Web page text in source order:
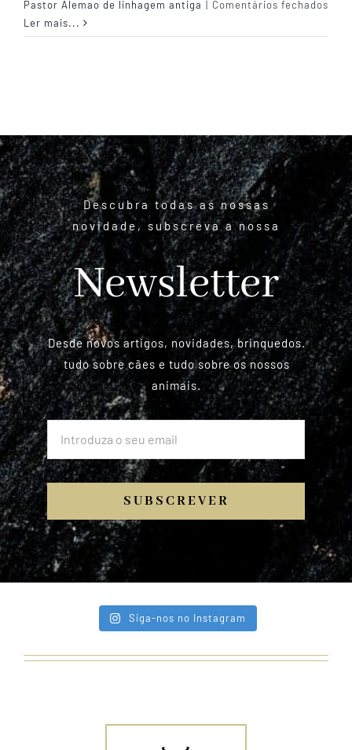
Pastor Alemao de linhagem antiga | Comentários fechados
Ler mais...
Descubra todas as nossas
novidade, subscreva a nossa
Newsletter
Desde novos artigos, novidades, brinquedos.
tudo sobre cães e tudo sobre os nossos
animais.
SUBSCREVER
Siga-nos no Instagram